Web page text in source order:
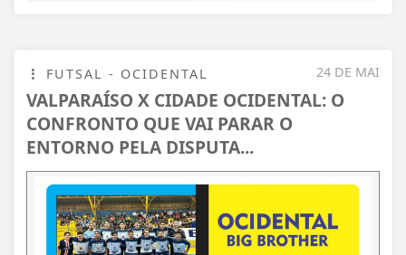
24 DE MAI
FUTSAL - OCIDENTAL
VALPARAÍSO X CIDADE OCIDENTAL: O
CONFRONTO QUE VAI PARAR O
ENTORNO PELA DISPUTA...